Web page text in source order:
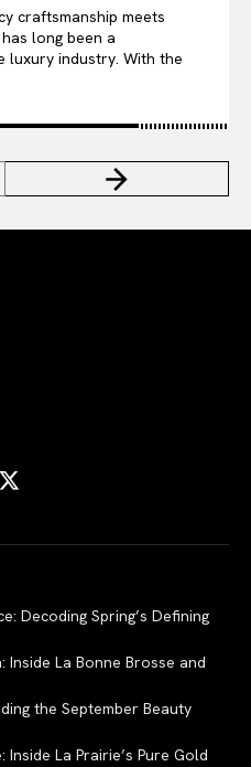
craftsmanship meets
long been a
industry. With the
Decoding Spring’s Defining
La Bonne Brosse and
the September Beauty
La Prairie’s Pure Gold